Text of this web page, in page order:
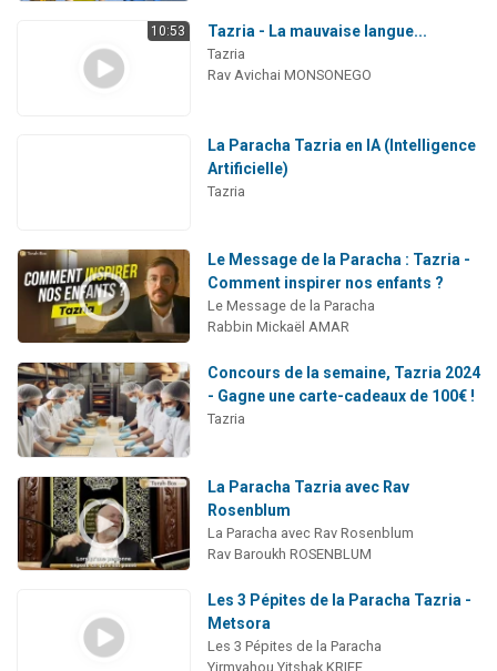
10:53 Tazria - La mauvaise langue...
Tazria
Rav Avichai MONSONEGO
La Paracha Tazria en IA (Intelligence
Artificielle)
Tazria
Le Message de la Paracha : Tazria -
Comment inspirer nos enfants ?
Le Message de la Paracha
Rabbin Mickaël AMAR
Concours de la semaine, Tazria 2024
- Gagne une carte-cadeaux de 100€ !
Tazria
La Paracha Tazria avec Rav
Rosenblum
La Paracha avec Rav Rosenblum
Rav Baroukh ROSENBLUM
Les 3 Pépites de la Paracha Tazria -
Metsora
Les 3 Pépites de la Paracha
Yirmyahou Yitshak KRIEF